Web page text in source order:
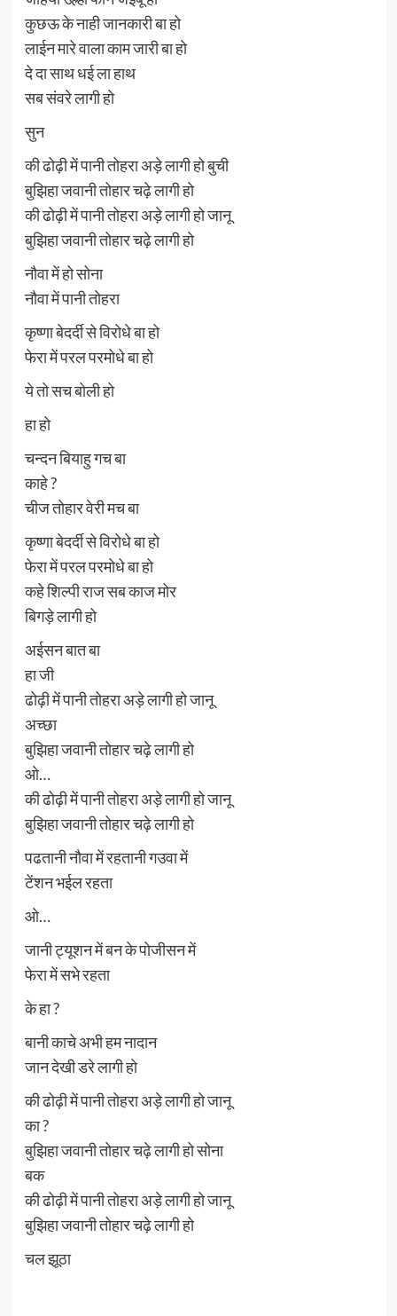
कुछऊ के नाही जानकारी बा हो
लाईन मारे वाला काम जारी बा हो
दे दा साथ धई ला हाथ
सब संवरे लागी हो
सुन
की ढोढ़ी में पानी तोहरा अड़े लागी हो बुची
बुझिहा जवानी तोहार चढ़े लागी हो
की ढोढ़ी में पानी तोहरा अड़े लागी हो जानू
बुझिहा जवानी तोहार चढ़े लागी हो
नौवा में हो सोना
नौवा में पानी तोहरा
कृष्णा बेदर्दी से विरोधे बा हो
फेरा में परल परमोधे बा हो
ये तो सच बोली हो
हा हो
चन्दन बियाहु गच बा
काहे ?
चीज तोहार वेरी मच बा
कृष्णा बेदर्दी से विरोधे बा हो
फेरा में परल परमोधे बा हो
कहे शिल्पी राज सब काज मोर
बिगड़े लागी हो
अईसन बात बा
हा जी
ढोढ़ी में पानी तोहरा अड़े लागी हो जानू
अच्छा
बुझिहा जवानी तोहार चढ़े लागी हो
ओ…
की ढोढ़ी में पानी तोहरा अड़े लागी हो जानू
बुझिहा जवानी तोहार चढ़े लागी हो
पढतानी नौवा में रहतानी गउवा में
टेंशन भईल रहता
ओ…
जानी ट्यूशन में बन के पोजीसन में
फेरा में सभे रहता
के हा ?
बानी काचे अभी हम नादान
जान देखी डरे लागी हो
की ढोढ़ी में पानी तोहरा अड़े लागी हो जानू
का ?
बुझिहा जवानी तोहार चढ़े लागी हो सोना
बक
की ढोढ़ी में पानी तोहरा अड़े लागी हो जानू
बुझिहा जवानी तोहार चढ़े लागी हो
चल झूठा